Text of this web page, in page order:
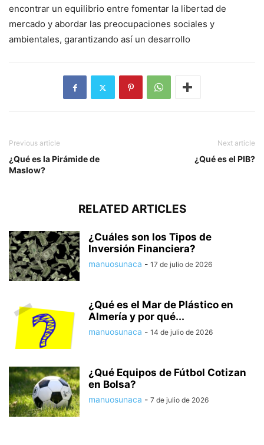
encontrar un equilibrio entre fomentar la libertad de
mercado y abordar las preocupaciones sociales y
ambientales, garantizando así un desarrollo
Previous article
¿Qué es la Pirámide de
Maslow?
Next article
¿Qué es el PIB?
RELATED ARTICLES
¿Cuáles son los Tipos de
Inversión Financiera?
manuosunaca - 17 de julio de 2026
¿Qué es el Mar de Plástico en
Almería y por qué...
manuosunaca - 14 de julio de 2026
¿Qué Equipos de Fútbol Cotizan
en Bolsa?
manuosunaca - 7 de julio de 2026